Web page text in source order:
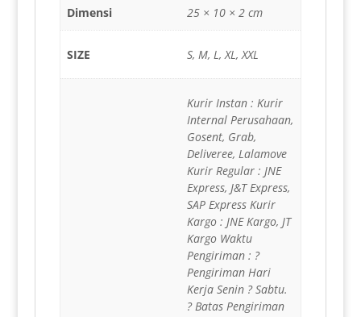
Dimensi 25 × 10 × 2 cm
SIZE S, M, L, XL, XXL
Kurir Instan : Kurir
Internal Perusahaan,
Gosent, Grab,
Deliveree, Lalamove
Kurir Regular : JNE
Express, J&T Express,
SAP Express Kurir
Kargo : JNE Kargo, JT
Kargo Waktu
Pengiriman : ?
Pengiriman Hari
Kerja Senin ? Sabtu.
? Batas Pengiriman